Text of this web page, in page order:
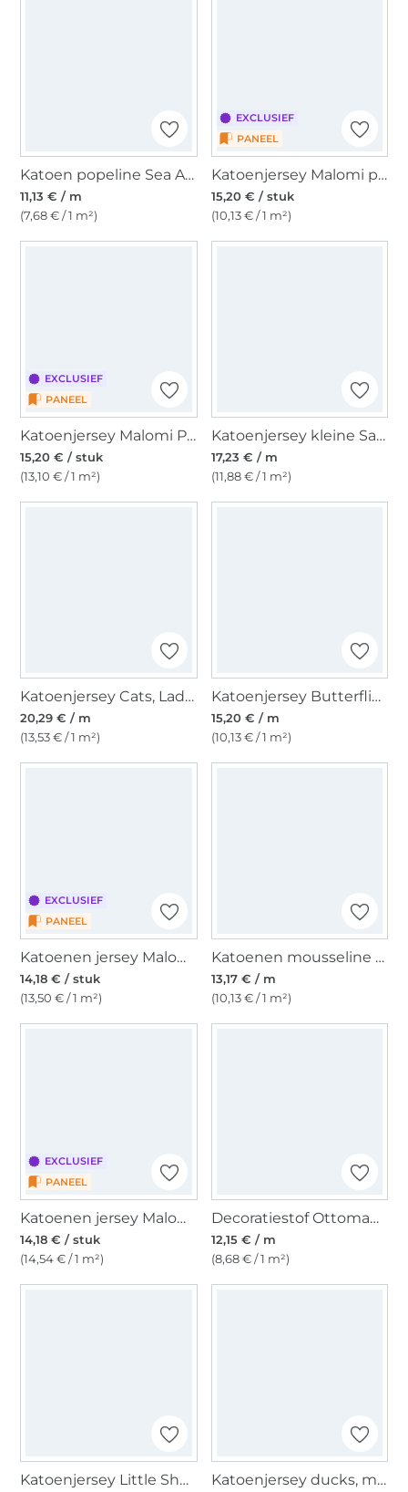
Katoen popeline Sea Animals, petrol
11,13 € / m
(7,68 € / 1 m²)
EXCLUSIEF
PANEEL
Katoenjersey Malomi paneel vlinderzwerm, 150 x 100 cm
15,20 € / stuk
(10,13 € / 1 m²)
EXCLUSIEF
PANEEL
Katoenjersey Malomi Paneel vrolijke vlinders, donkerblauw 145 x 80cm
15,20 € / stuk
(13,10 € / 1 m²)
Katoenjersey kleine Safari Animals, gebroken wit
17,23 € / m
(11,88 € / 1 m²)
Katoenjersey Cats, Ladybugs & Butterflies, wit
20,29 € / m
(13,53 € / 1 m²)
Katoenjersey Butterflies, gebroken wit
15,20 € / m
(10,13 € / 1 m²)
EXCLUSIEF
PANEEL
Katoenen jersey Malomi draak paneel, blauw 150 x 65 cm
14,18 € / stuk
(13,50 € / 1 m²)
Katoenen mousseline double gauze Forest Animals, wit
13,17 € / m
(10,13 € / 1 m²)
EXCLUSIEF
PANEEL
Katoenen jersey Malomi Panel Night Dragon 150 x 65 cm
14,18 € / stuk
(14,54 € / 1 m²)
Decoratiestof Ottoman Music Cats, beige
12,15 € / m
(8,68 € / 1 m²)
Katoenjersey Little Sheep, beige Katoenjersey ducks, mauve